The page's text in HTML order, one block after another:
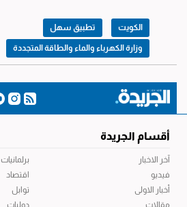
الكويت تطبيق سهل
وزارة الكهرباء والماء والطاقة المتجددة
أقسام الجريدة
آخر الاخبار
فيديو
أخبار الاولى
مقالات
برلمانيات
اقتصاد
توابل
دوليات